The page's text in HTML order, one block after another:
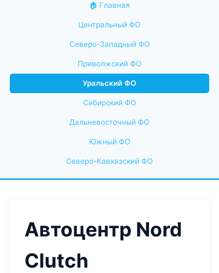
🏠 Главная
Центральный ФО
Северо-Западный ФО
Приволжский ФО
Уральский ФО
Сибирский ФО
Дальневосточный ФО
Южный ФО
Северо-Кавказский ФО
Автоцентр Nord
Clutch